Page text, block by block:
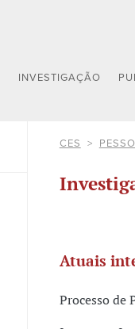
INVESTIGAÇÃO
CES
Atuais
Processo de